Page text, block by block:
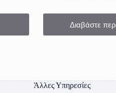
Διαβάστε
Άλλες Υπηρεσίες